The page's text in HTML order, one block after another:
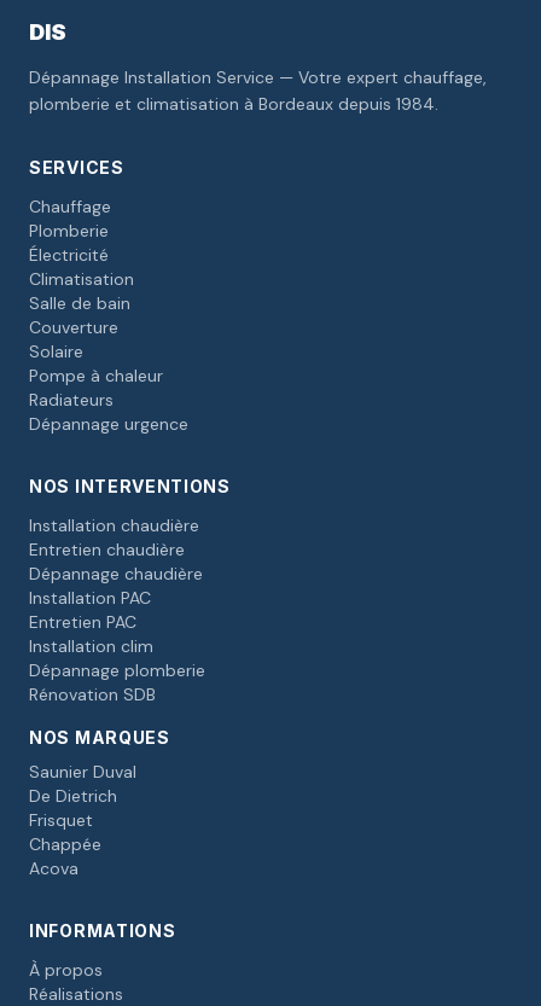
DIS
Dépannage Installation Service — Votre expert chauffage,
plomberie et climatisation à Bordeaux depuis 1984.
SERVICES
Chauffage
Plomberie
Électricité
Climatisation
Salle de bain
Couverture
Solaire
Pompe à chaleur
Radiateurs
Dépannage urgence
NOS INTERVENTIONS
Installation chaudière
Entretien chaudière
Dépannage chaudière
Installation PAC
Entretien PAC
Installation clim
Dépannage plomberie
Rénovation SDB
NOS MARQUES
Saunier Duval
De Dietrich
Frisquet
Chappée
Acova
INFORMATIONS
À propos
Réalisations